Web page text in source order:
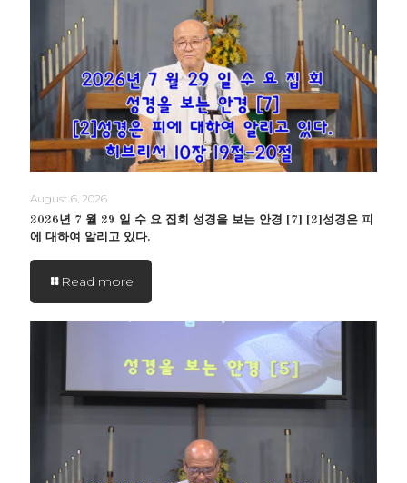
August 6, 2026
2026년 7 월 29 일 수 요 집회 성경을 보는 안경 [7] [2]성경은 피
에 대하여 알리고 있다.
Read more